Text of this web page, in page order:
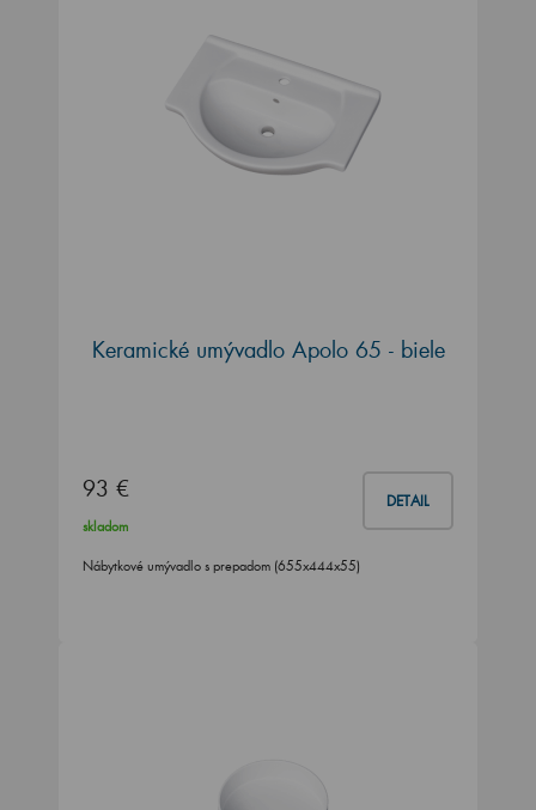
Keramické umývadlo Apolo 65 - biele
93 € DETAIL
skladom
Nábytkové umývadlo s prepadom (655x444x55)